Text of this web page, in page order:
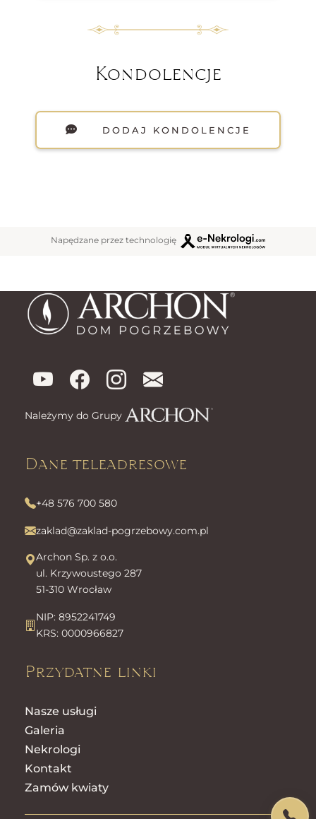
Kondolencje
DODAJ KONDOLENCJE
Napędzane przez technologię
Należymy do Grupy
Dane teleadresowe
+48 576 700 580
zaklad@zaklad-pogrzebowy.com.pl
Archon Sp. z o.o.
ul. Krzywoustego 287
51-310 Wrocław
NIP: 8952241749
KRS: 0000966827
Przydatne linki
Nasze usługi
Galeria
Nekrologi
Kontakt
Zamów kwiaty